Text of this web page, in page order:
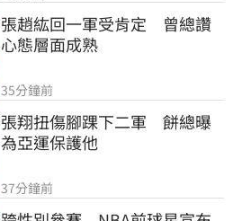
張趙紘回一軍受肯定　曾總讚
心態層面成熟
35分鐘前
張翔扭傷腳踝下二軍　餅總曝
為亞運保護他
37分鐘前